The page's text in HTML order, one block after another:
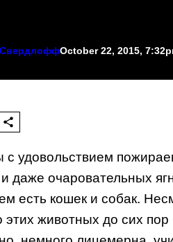
October 22, 2015,
с удовольствием
даже очаровательных
есть кошек и собак.
этих животных до сих